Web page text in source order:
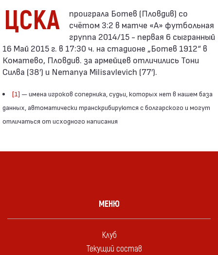
ЦСКА
счётом 3:2 в матче «А» футбольная
группа 2014/15 - первая 6 сыгранный
16 Май 2015 г. в 17:30 ч. на стадионе „Ботев 1912“ в
Коматево, Пловдив. за армейцев отличились Тони
Силва (38′) и Nemanya Milisavlevich (77′).
[1] — имена игроков соперника, судьи, которых нет в нашем база
данных, автоматически транскрибируются с болгарского и могут
отличаться от исходного написания
МЕНЮ
Клуб
Текущий состав